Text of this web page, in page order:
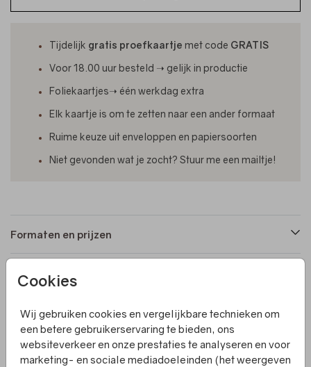
Cookies
Wij gebruiken cookies en vergelijkbare technieken om
een betere gebruikerservaring te bieden, ons
websiteverkeer en onze prestaties te analyseren en voor
marketing- en sociale mediadoeleinden (het weergeven
Tijdelijk gratis proefkaartje met code GRATIS
Voor 18.00 uur besteld ➝ gelijk in productie
Foliekaartjes➝ één werkdag extra
Elk kaartje is om te zetten naar een ander formaat
Ruime keuze uit enveloppen en papiersoorten
Niet gevonden wat je zocht? Stuur me een mailtje!
Formaten en prijzen
Productinformatie
Omschrijving
Een geboortekaartje met een foto, afgewerkt met
foliedruk. Het kaartje is geheel naar wens aan te passen.